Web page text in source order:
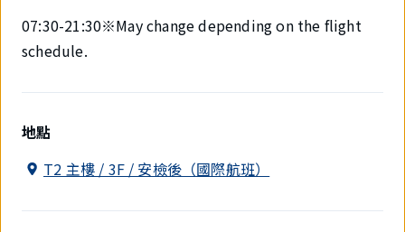
件。07:30-21:30※May change depending on the flight
schedule.
地點
T2 主樓 / 3F / 安檢後（國際航班）